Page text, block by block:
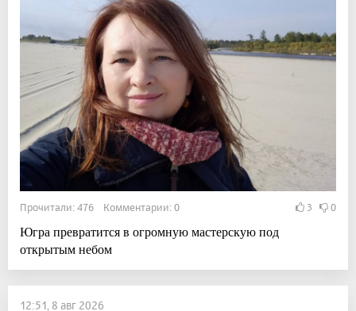
Прочитали: 476 Комментарии: 0 3 0
Югра превратится в огромную мастерскую под
открытым небом
12:51, 8 авг 2026